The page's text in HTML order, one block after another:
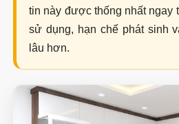
tin này được thống nhất ngay
sử dụng, hạn chế phát sinh
lâu hơn.